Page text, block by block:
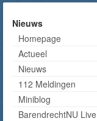
Nieuws
Homepage
Actueel
Nieuws
112 Meldingen
Miniblog
BarendrechtNU Live